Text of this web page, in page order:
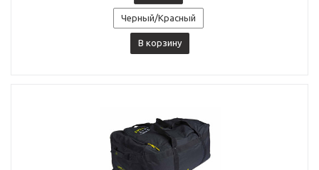
Черный/Красный
В корзину